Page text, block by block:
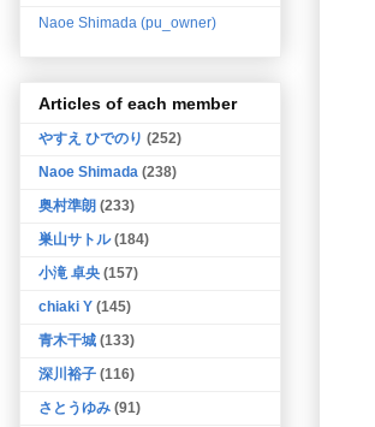
Naoe Shimada (pu_owner)
Articles of each member
やすえ ひでのり (252)
Naoe Shimada (238)
奥村準朗 (233)
巣山サトル (184)
小滝 卓央 (157)
chiaki Y (145)
青木干城 (133)
深川裕子 (116)
さとうゆみ (91)